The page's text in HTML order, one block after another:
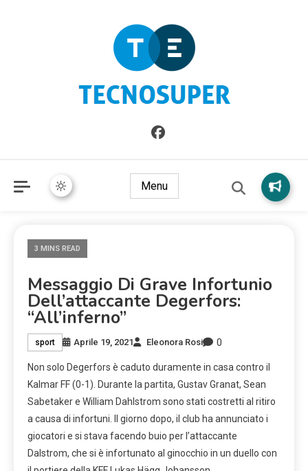
TecnoSuper.net
Informazioni sull'Italia. Seleziona gli argomenti di cui vuoi
saperne di più
Menu
3 MINS READ
Messaggio Di Grave Infortunio
Dell’attaccante Degerfors:
“All’inferno”
sport Aprile 19, 2021 Eleonora Rosi 0
Non solo Degerfors è caduto duramente in casa contro il
Kalmar FF (0-1). Durante la partita, Gustav Granat, Sean
Sabetaker e William Dahlstrom sono stati costretti al ritiro
a causa di infortuni. Il giorno dopo, il club ha annunciato i
giocatori e si stava facendo buio per l’attaccante
Dalstrom, che si è infortunato al ginocchio in un duello con